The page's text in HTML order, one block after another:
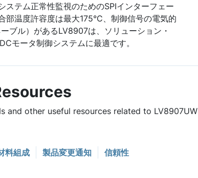
ステム正常性監視のためのSPIインターフェー
部温度許容度は最大175°C、制御信号の電気的
ブル）があるLV8907は、ソリューション・
モータ制御システムに最適です。
and other useful resources related to LV8907UW
料組成 製品変更通知 信頼性